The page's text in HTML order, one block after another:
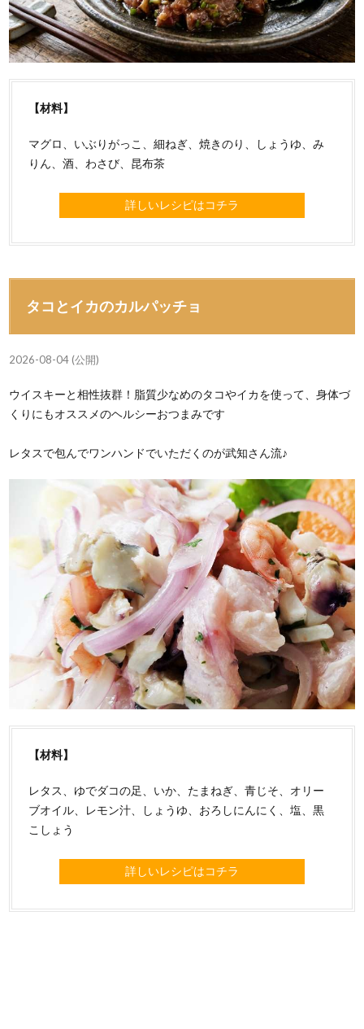
【材料】
マグロ、いぶりがっこ、細ねぎ、焼きのり、しょうゆ、み
りん、酒、わさび、昆布茶
詳しいレシピはコチラ
タコとイカのカルパッチョ
2026-08-04 (公開)
ウイスキーと相性抜群！脂質少なめのタコやイカを使って、身体づ
くりにもオススメのヘルシーおつまみです
レタスで包んでワンハンドでいただくのが武知さん流♪
【材料】
レタス、ゆでダコの足、いか、たまねぎ、青じそ、オリー
ブオイル、レモン汁、しょうゆ、おろしにんにく、塩、黒
こしょう
詳しいレシピはコチラ